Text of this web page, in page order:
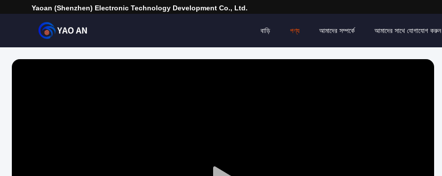
Yaoan (Shenzhen) Electronic Technology Development Co., Ltd.
বাড়ি পণ্য আমাদের সম্পর্কে আমাদের সাথে যোগাযোগ করুন